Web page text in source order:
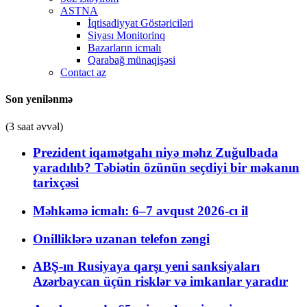
ASTNA
İqtisadiyyat Göstəriciləri
Siyası Monitorinq
Bazarların icmalı
Qarabağ münaqişəsi
Contact az
Son yenilənmə
(3 saat əvvəl)
Prezident iqamətgahı niyə məhz Zuğulbada
yaradılıb? Təbiətin özünün seçdiyi bir məkanın
tarixçəsi
Məhkəmə icmalı: 6–7 avqust 2026-cı il
Onilliklərə uzanan telefon zəngi
ABŞ-ın Rusiyaya qarşı yeni sanksiyaları
Azərbaycan üçün risklər və imkanlar yaradır